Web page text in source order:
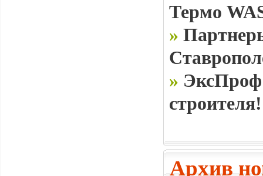
Термо
»
» ЭксПроф
строителя!
Архив